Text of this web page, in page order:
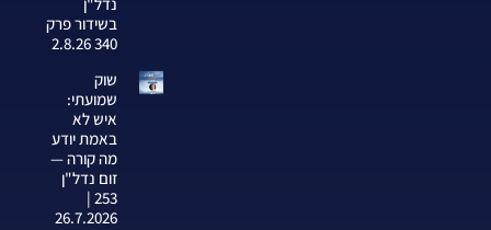
בשידור פרק
340 2.8.26
שוק
שמועתי:
איש לא
באמת יודע
מה קורה —
זום נדל"ן
253 |
26.7.2026